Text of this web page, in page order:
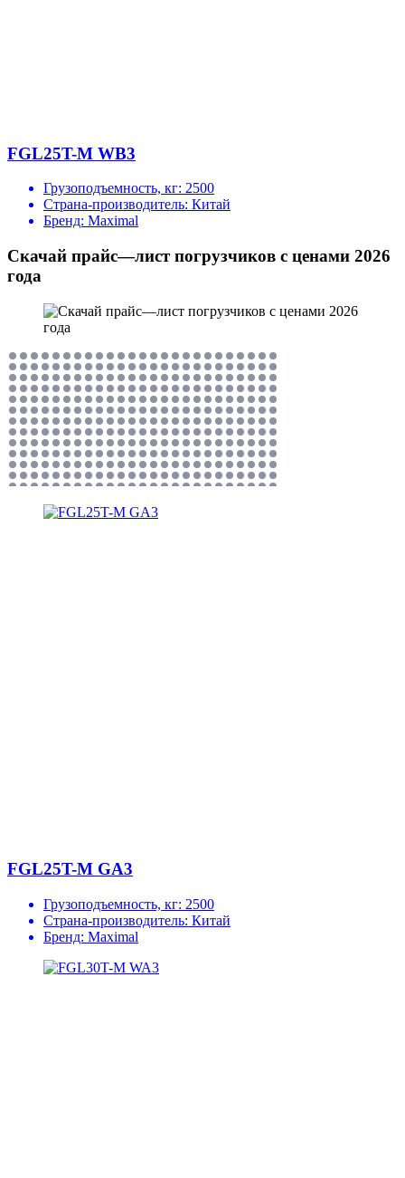
FGL25T-M WB3
Грузоподъемность, кг: 2500
Страна-производитель: Китай
Бренд: Maximal
Скачай прайс—лист погрузчиков с ценами 2026
года
FGL25T-M GA3
Грузоподъемность, кг: 2500
Страна-производитель: Китай
Бренд: Maximal